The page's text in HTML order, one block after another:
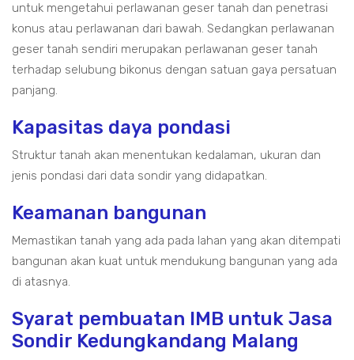
untuk mengetahui perlawanan geser tanah dan penetrasi
konus atau perlawanan dari bawah. Sedangkan perlawanan
geser tanah sendiri merupakan perlawanan geser tanah
terhadap selubung bikonus dengan satuan gaya persatuan
panjang.
Kapasitas daya pondasi
Struktur tanah akan menentukan kedalaman, ukuran dan
jenis pondasi dari data sondir yang didapatkan.
Keamanan bangunan
Memastikan tanah yang ada pada lahan yang akan ditempati
bangunan akan kuat untuk mendukung bangunan yang ada
di atasnya.
Syarat pembuatan IMB untuk Jasa
Sondir Kedungkandang Malang